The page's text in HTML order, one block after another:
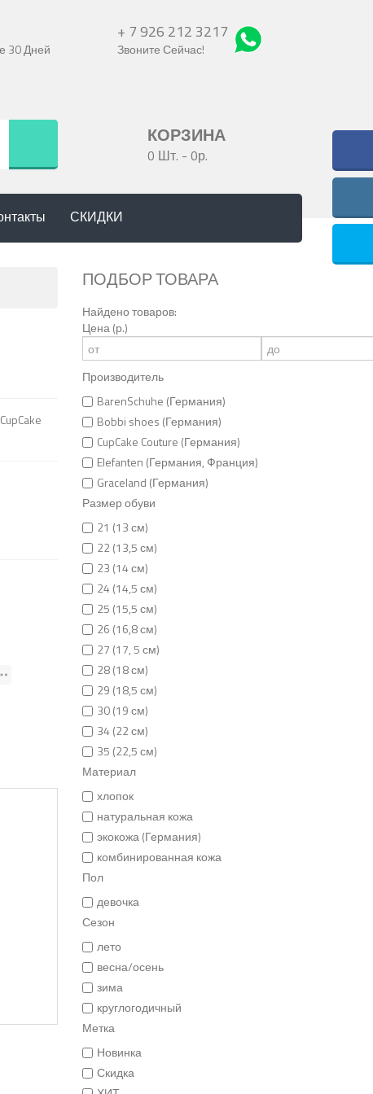
30 Дней
+ 7 926 212 3217
Звоните Сейчас!
КОРЗИНА
0 Шт. - 0р.
СКИДКИ
ПОДБОР ТОВАРА
Найдено товаров:
Цена (р.)
Производитель
BarenSchuhe (Германия)
Bobbi shoes (Германия)
CupCake Couture (Германия)
Elefanten (Германия, Франция)
Graceland (Германия)
Размер обуви
21 (13 см)
22 (13,5 см)
23 (14 см)
24 (14,5 см)
25 (15,5 см)
26 (16,8 см)
27 (17, 5 см)
28 (18 см)
29 (18,5 см)
30 (19 см)
34 (22 см)
35 (22,5 см)
Материал
хлопок
натуральная кожа
экокожа (Германия)
комбинированная кожа
Пол
девочка
Сезон
лето
весна/осень
зима
круглогодичный
Метка
Новинка
Скидка